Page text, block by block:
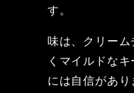
す。
味は、クリー
くマイルドな
には自信があ